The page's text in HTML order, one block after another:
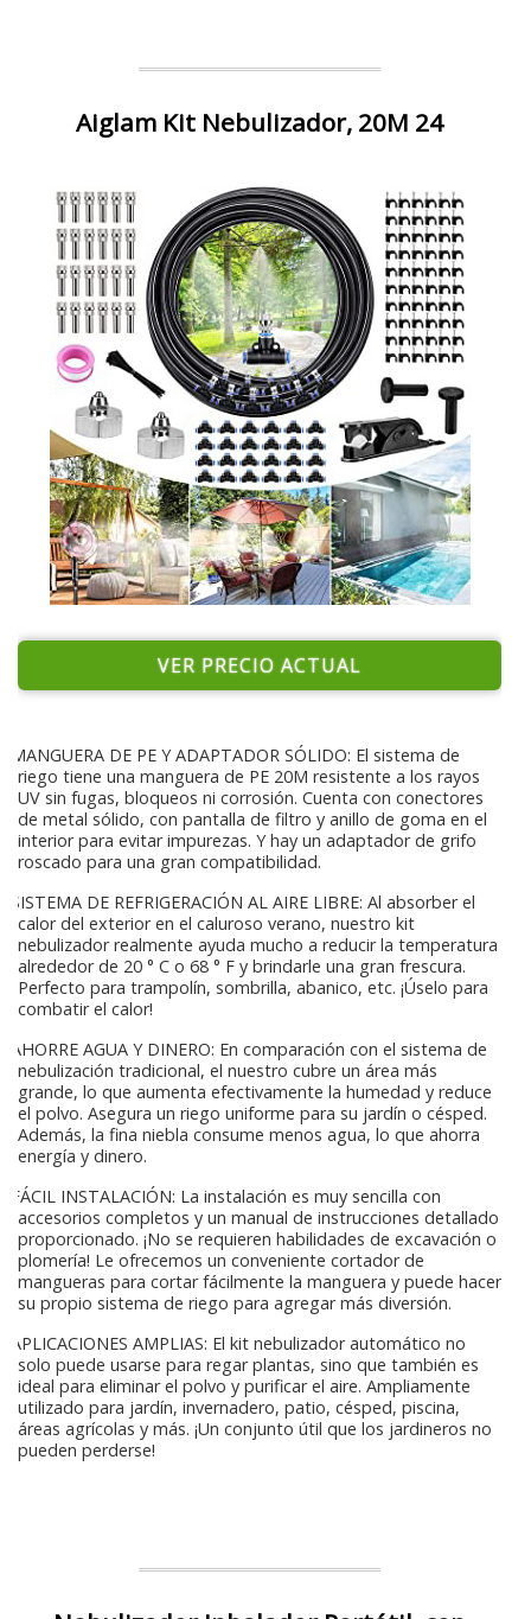
Aiglam Kit Nebulizador, 20M 24
VER PRECIO ACTUAL
MANGUERA DE PE Y ADAPTADOR SÓLIDO: El sistema de
riego tiene una manguera de PE 20M resistente a los rayos
UV sin fugas, bloqueos ni corrosión. Cuenta con conectores
de metal sólido, con pantalla de filtro y anillo de goma en el
interior para evitar impurezas. Y hay un adaptador de grifo
roscado para una gran compatibilidad.
SISTEMA DE REFRIGERACIÓN AL AIRE LIBRE: Al absorber el
calor del exterior en el caluroso verano, nuestro kit
nebulizador realmente ayuda mucho a reducir la temperatura
alrededor de 20 ° C o 68 ° F y brindarle una gran frescura.
Perfecto para trampolín, sombrilla, abanico, etc. ¡Úselo para
combatir el calor!
AHORRE AGUA Y DINERO: En comparación con el sistema de
nebulización tradicional, el nuestro cubre un área más
grande, lo que aumenta efectivamente la humedad y reduce
el polvo. Asegura un riego uniforme para su jardín o césped.
Además, la fina niebla consume menos agua, lo que ahorra
energía y dinero.
FÁCIL INSTALACIÓN: La instalación es muy sencilla con
accesorios completos y un manual de instrucciones detallado
proporcionado. ¡No se requieren habilidades de excavación o
plomería! Le ofrecemos un conveniente cortador de
mangueras para cortar fácilmente la manguera y puede hacer
su propio sistema de riego para agregar más diversión.
APLICACIONES AMPLIAS: El kit nebulizador automático no
solo puede usarse para regar plantas, sino que también es
ideal para eliminar el polvo y purificar el aire. Ampliamente
utilizado para jardín, invernadero, patio, césped, piscina,
áreas agrícolas y más. ¡Un conjunto útil que los jardineros no
pueden perderse!